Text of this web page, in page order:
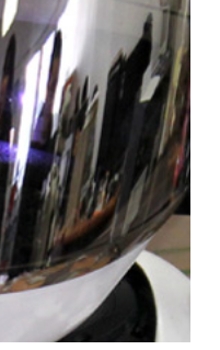
robots
initier les